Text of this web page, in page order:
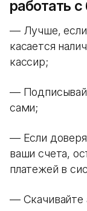
работать
— Лучше, если
касается
кассир;
—
сами;
— Если
ваши счета,
платежей в
— Скачивайте